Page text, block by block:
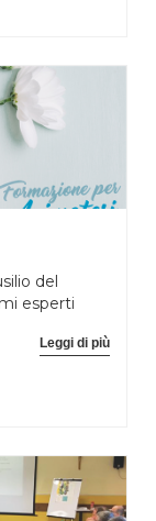
del
esperti
Leggi di più